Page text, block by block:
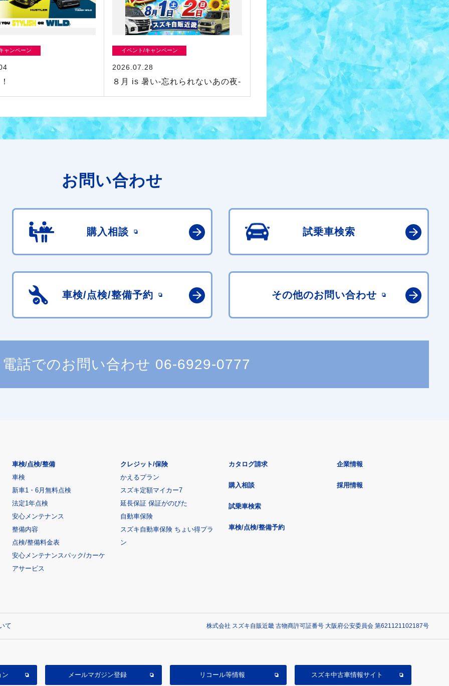
ャンペーン イベント/キャンペーン
2026.07.28
８月 is 暑い-忘れられないあの夜-
お問い合わせ
購入相談 試乗車検索
車検/点検/整備予約 その他のお問い合わせ
電話でのお問い合わせ 06-6929-0777
車検/点検/整備
車検
新車1・6月無料点検
法定1年点検
安心メンテナンス
整備内容
点検/整備料金表
安心メンテナンスパック/カーケ
アサービス
クレジット/保険
かえるプラン
スズキ定額マイカー7
延長保証 保証がのびた
自動車保険
スズキ自動車保険 ちょい得プラ
ン
カタログ請求
購入相談
試乗車検索
車検/点検/整備予約
企業情報
採用情報
て 株式会社 スズキ自販近畿 古物商許可証番号 大阪府公安委員会 第621121102187号
ン メールマガジン登録 リコール等情報 スズキ中古車情報サイト